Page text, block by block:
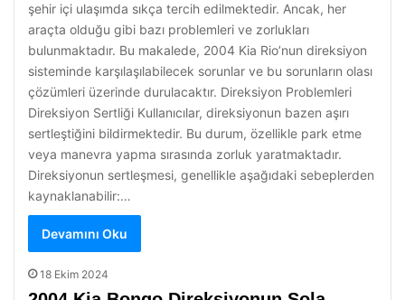
şehir içi ulaşımda sıkça tercih edilmektedir. Ancak, her
araçta olduğu gibi bazı problemleri ve zorlukları
bulunmaktadır. Bu makalede, 2004 Kia Rio’nun direksiyon
sisteminde karşılaşılabilecek sorunlar ve bu sorunların olası
çözümleri üzerinde durulacaktır. Direksiyon Problemleri
Direksiyon Sertliği Kullanıcılar, direksiyonun bazen aşırı
sertleştiğini bildirmektedir. Bu durum, özellikle park etme
veya manevra yapma sırasında zorluk yaratmaktadır.
Direksiyonun sertleşmesi, genellikle aşağıdaki sebeplerden
kaynaklanabilir:…
Devamını Oku
18 Ekim 2024